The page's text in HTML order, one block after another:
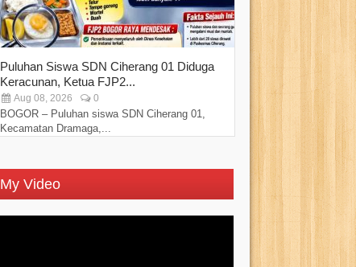
Puluhan Siswa SDN Ciherang 01 Diduga
Keracunan, Ketua FJP2...
Aug 08, 2026 0
BOGOR – Puluhan siswa SDN Ciherang 01,
Kecamatan Dramaga,...
Sebanyak 450
Pemkot Bogor
Aug 07, 2026
Kehadiran
diharapkan dapat...
My Video